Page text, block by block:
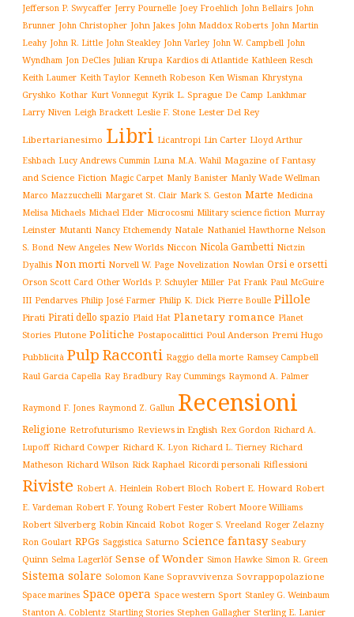
Jefferson P. Swycaffer Jerry Pournelle Joey Froehlich John Bellairs John
Brunner John Christopher John Jakes John Maddox Roberts John Martin
Leahy John R. Little John Steakley John Varley John W. Campbell John
Wyndham Jon DeCles Julian Krupa Kardios di Atlantide Kathleen Resch
Keith Laumer Keith Taylor Kenneth Robeson Ken Wisman Khrystyna
Gryshko Kothar Kurt Vonnegut Kyrik L. Sprague De Camp Lankhmar
Larry Niven Leigh Brackett Leslie F. Stone Lester Del Rey
Libertarianesimo Libri Licantropi Lin Carter Lloyd Arthur
Eshbach Lucy Andrews Cummin Luna M.A. Wahil Magazine of Fantasy
and Science Fiction Magic Carpet Manly Banister Manly Wade Wellman
Marco Mazzucchelli Margaret St. Clair Mark S. Geston Marte Medicina
Melisa Michaels Michael Elder Microcosmi Military science fiction Murray
Leinster Mutanti Nancy Etchemendy Natale Nathaniel Hawthorne Nelson
S. Bond New Angeles New Worlds Niccon Nicola Gambetti Nictzin
Dyalhis Non morti Norvell W. Page Novelization Nowlan Orsi e orsetti
Orson Scott Card Other Worlds P. Schuyler Miller Pat Frank Paul McGuire
III Pendarves Philip José Farmer Philip K. Dick Pierre Boulle Pillole
Pirati Pirati dello spazio Plaid Hat Planetary romance Planet
Stories Plutone Politiche Postapocalittici Poul Anderson Premi Hugo
Pubblicità Pulp Racconti Raggio della morte Ramsey Campbell
Raul Garcia Capella Ray Bradbury Ray Cummings Raymond A. Palmer
Raymond F. Jones Raymond Z. Gallun Recensioni
Religione Retrofuturismo Reviews in English Rex Gordon Richard A.
Lupoff Richard Cowper Richard K. Lyon Richard L. Tierney Richard
Matheson Richard Wilson Rick Raphael Ricordi personali Riflessioni
Riviste Robert A. Heinlein Robert Bloch Robert E. Howard Robert
E. Vardeman Robert F. Young Robert Fester Robert Moore Williams
Robert Silverberg Robin Kincaid Robot Roger S. Vreeland Roger Zelazny
Ron Goulart RPGs Saggistica Saturno Science fantasy Seabury
Quinn Selma Lagerlöf Sense of Wonder Simon Hawke Simon R. Green
Sistema solare Solomon Kane Sopravvivenza Sovrappopolazione
Space marines Space opera Space western Sport Stanley G. Weinbaum
Stanton A. Coblentz Startling Stories Stephen Gallagher Sterling E. Lanier